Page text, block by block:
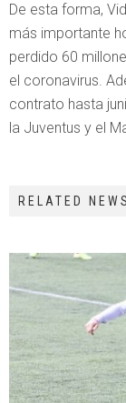
De esta forma,
más importante
perdido 60
el coronavirus.
contrato hasta
la Juventus y el
RELATED NEWS